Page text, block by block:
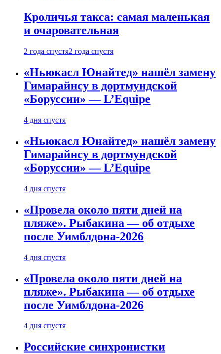
Кроличья такса: самая маленькая
и очаровательная
2 года спустя2 года спустя
«Ньюкасл Юнайтед» нашёл замену
Гимарайнсу в дортмундской
«Боруссии» — L’Equipe
4 дня спустя
«Ньюкасл Юнайтед» нашёл замену
Гимарайнсу в дортмундской
«Боруссии» — L’Equipe
4 дня спустя
«Провела около пяти дней на
пляже». Рыбакина — об отдыхе
после Уимблдона-2026
4 дня спустя
«Провела около пяти дней на
пляже». Рыбакина — об отдыхе
после Уимблдона-2026
4 дня спустя
Российские синхронистки